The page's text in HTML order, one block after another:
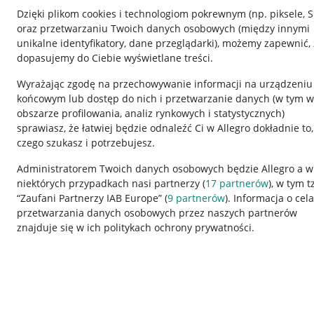
Dzięki plikom cookies i technologiom pokrewnym (np. piksele,
oraz przetwarzaniu Twoich danych osobowych (między innymi
unikalne identyfikatory, dane przeglądarki), możemy zapewnić,
dopasujemy do Ciebie wyświetlane treści.
Wyrażając zgodę na przechowywanie informacji na urządzeniu
końcowym lub dostęp do nich i przetwarzanie danych (w tym w
obszarze profilowania, analiz rynkowych i statystycznych)
sprawiasz, że łatwiej będzie odnaleźć Ci w Allegro dokładnie to,
czego szukasz i potrzebujesz.
Administratorem Twoich danych osobowych będzie Allegro a w
niektórych przypadkach nasi partnerzy (17 partnerów), w tym
“Zaufani Partnerzy IAB Europe” (9 partnerów). Informacja o
przetwarzania danych osobowych przez naszych partnerów
znajduje się w ich politykach ochrony prywatności.
Nawigacja
Przydatne informacje
Jak to działa
Informacje
Regulamin